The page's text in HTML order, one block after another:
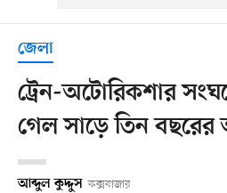
জেলা
ট্রেন-অটোরিকশার
গেল সাড়ে তিন বছরের
আব্দুল কুদ্দুস কক্সবাজার